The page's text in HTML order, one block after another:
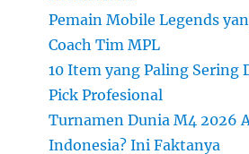
Pemain Mobile Legends
Coach Tim MPL
10 Item yang Paling Sering
Pick Profesional
Turnamen Dunia M4 2026
Indonesia? Ini Faktanya